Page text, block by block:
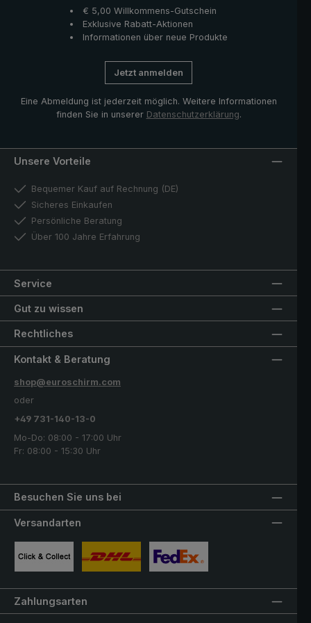
€ 5,00 Willkommens-Gutschein
Exklusive Rabatt-Aktionen
Informationen über neue Produkte
Jetzt anmelden
Eine Abmeldung ist jederzeit möglich. Weitere Informationen
finden Sie in unserer Datenschutzerklärung.
Unsere Vorteile
Bequemer Kauf auf Rechnung (DE)
Sicheres Einkaufen
Persönliche Beratung
Über 100 Jahre Erfahrung
Service
Gut zu wissen
Rechtliches
Besuchen Sie uns bei
Kontakt & Beratung
shop@euroschirm.com
oder
+49 731-140-13-0
Mo-Do: 08:00 - 17:00 Uhr
Fr: 08:00 - 15:30 Uhr
Versandarten
Zahlungsarten